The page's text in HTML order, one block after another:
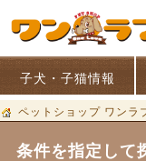
子犬・子猫情報
ペットショップ ワンラ
条件を指定して